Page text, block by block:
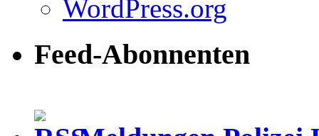
WordPress.org
Feed-Abonnenten